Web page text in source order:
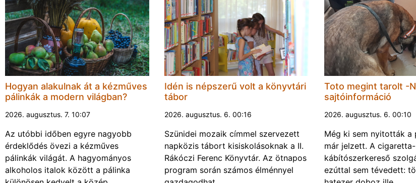
Hogyan alakulnak át a kézműves
pálinkák a modern világban?
2026. augusztus. 7. 10:07
Az utóbbi időben egyre nagyobb
érdeklődés övezi a kézműves
pálinkák világát. A hagyományos
alkoholos italok között a pálinka
Idén is népszerű volt a könyvtári
tábor
2026. augusztus. 6. 00:16
Szünidei mozaik címmel szervezett
napközis tábort kisiskolásoknak a II.
Rákóczi Ferenc Könyvtár. Az ötnapos
program során számos élménnyel
Toto megint tarolt -
sajtóinformáció
2026. augusztus. 6. 00:10
Még ki sem nyitották a
már jelzett. A
kábítószerkereső
ezúttal sem tévedett: